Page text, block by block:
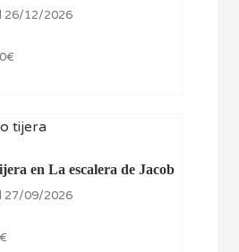
26/12/2026
en La escalera de Jacob
27/09/2026